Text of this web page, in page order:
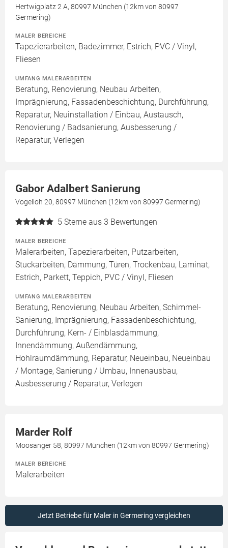
Hertwigplatz 2 A, 80997 München (12km von 80997
Germering)
MALER BEREICHE
Tapezierarbeiten, Badezimmer, Estrich, PVC / Vinyl,
Fliesen
UMFANG MALERARBEITEN
Beratung, Renovierung, Neubau Arbeiten,
Imprägnierung, Fassadenbeschichtung, Durchführung,
Reparatur, Neuinstallation / Einbau, Austausch,
Renovierung / Badsanierung, Ausbesserung /
Reparatur, Verlegen
Gabor Adalbert Sanierung
Vogelloh 20, 80997 München (12km von 80997 Germering)
5 Sterne aus 3 Bewertungen
MALER BEREICHE
Malerarbeiten, Tapezierarbeiten, Putzarbeiten,
Stuckarbeiten, Dämmung, Türen, Trockenbau, Laminat,
Estrich, Parkett, Teppich, PVC / Vinyl, Fliesen
UMFANG MALERARBEITEN
Beratung, Renovierung, Neubau Arbeiten, Schimmel-
Sanierung, Imprägnierung, Fassadenbeschichtung,
Durchführung, Kern- / Einblasdämmung,
Innendämmung, Außendämmung,
Hohlraumdämmung, Reparatur, Neueinbau, Neueinbau
/ Montage, Sanierung / Umbau, Innenausbau,
Ausbesserung / Reparatur, Verlegen
Marder Rolf
Moosanger 58, 80997 München (12km von 80997 Germering)
MALER BEREICHE
Malerarbeiten
Jetzt Betriebe für Maler in Germering vergleichen